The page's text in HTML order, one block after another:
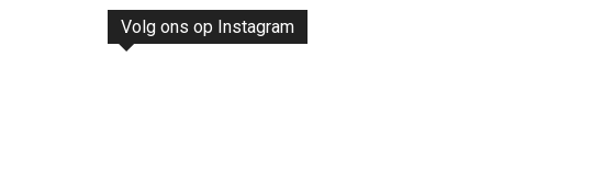
Volg ons op Instagram